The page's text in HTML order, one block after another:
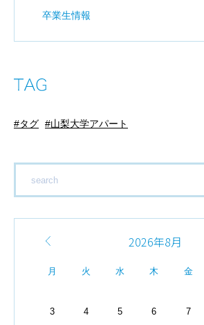
卒業生情報
タグ 山梨大学アパート
2026年8月
月 火 水 木 金
3
4 5 6 7